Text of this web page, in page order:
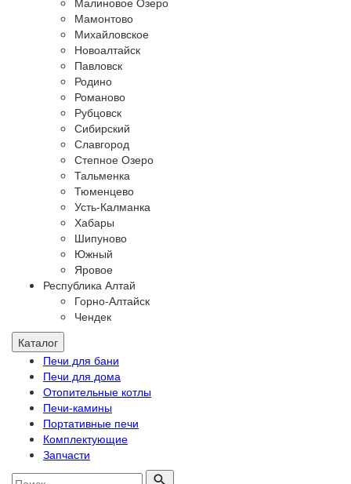
Мамонтово
Михайловское
Новоалтайск
Павловск
Родино
Романово
Рубцовск
Сибирский
Славгород
Степное Озеро
Тальменка
Тюменцево
Усть-Калманка
Хабары
Шипуново
Южный
Яровое
Республика Алтай
Горно-Алтайск
Чендек
Каталог
Печи для бани
Печи для дома
Отопительные котлы
Печи-камины
Портативные печи
Комплектующие
Запчасти